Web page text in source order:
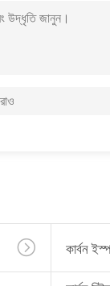
কার্বন